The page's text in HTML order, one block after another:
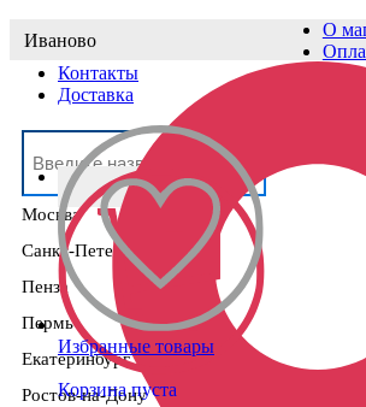
Выберите населённый пункт
Москва
Санкт-Петербург
Пенза
Пермь
Екатеринбург
Ростов-на-Дону
Иваново
О
Контакты
Доставка
Избранные товары
Корзина пуста